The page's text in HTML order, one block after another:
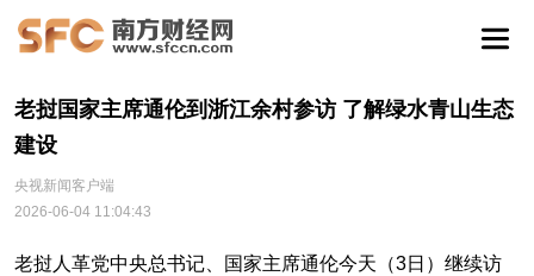
老挝国家主席通伦到浙江余村参访 了解绿水青山生态
建设
央视新闻客户端
2026-06-04 11:04:43
老挝人革党中央总书记、国家主席通伦今天（3日）继续访